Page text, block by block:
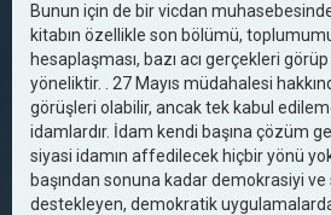
Bunun için de bir vicdan
kitabın özellikle son bölümü,
hesaplaşması, bazı acı gerçekleri
yöneliktir. . 27 Mayıs müdahalesi
görüşleri olabilir, ancak tek kabul
idamlardır. İdam kendi başına çözüm
siyasi idamın affedilecek hiçbir yönü
başından sonuna kadar demokrasiyi
destekleyen, demokratik